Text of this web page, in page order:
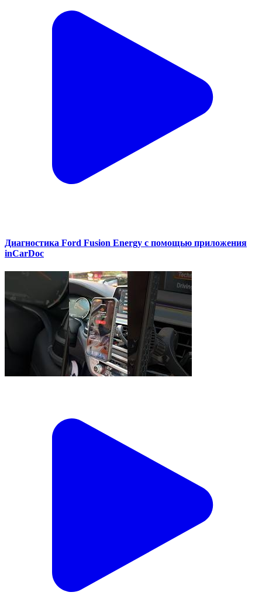
Диагностика Ford Fusion Energy с помощью приложения
inCarDoc